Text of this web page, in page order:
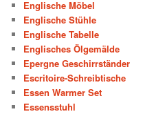
Englische Möbel
Englische Stühle
Englische Tabelle
Englisches Ölgemälde
Epergne Geschirrständer
Escritoire-Schreibtische
Essen Warmer Set
Essensstuhl